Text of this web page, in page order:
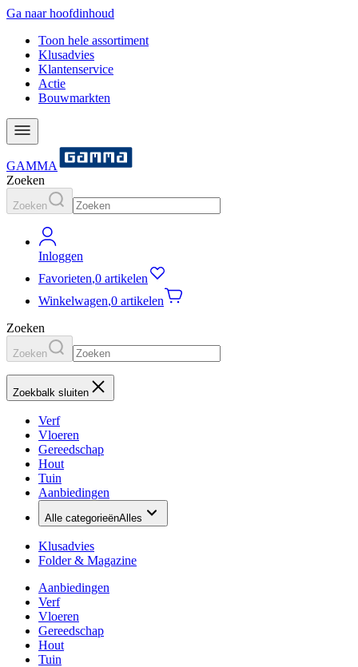
Ga naar hoofdinhoud
Toon hele assortiment
Klusadvies
Klantenservice
Actie
Bouwmarkten
GAMMA
Zoeken
Zoeken
Inloggen
Favorieten,0 artikelen
Winkelwagen,0 artikelen
Zoeken
Zoeken
Zoekbalk sluiten
Verf
Vloeren
Gereedschap
Hout
Tuin
Aanbiedingen
Alle categorieënAlles
Klusadvies
Folder & Magazine
Aanbiedingen
Verf
Vloeren
Gereedschap
Hout
Tuin